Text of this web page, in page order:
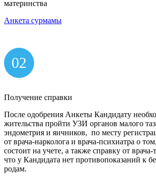
материнства
Анкета сурмамы
02
Получение справки
После одобрения Анкеты Кандидату
жительства пройти УЗИ органов малого
эндометрия и яичников, по месту
от врача-нарколога и врача-психиатра о
состоит на учете, а также справку от врача-
что у Кандидата нет противопоказаний к
родам.